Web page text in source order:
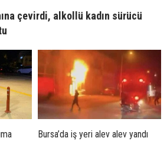
çevirdi, alkollü kadın sürücü
Bursa’da iş yeri alev alev yandı